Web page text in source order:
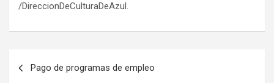
/DireccionDeCulturaDeAzul.
Pago de programas de empleo